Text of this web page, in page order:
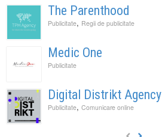
The Parenthood
Publicitate, Regii de publicitate
Medic One
Publicitate
Digital Distrikt Agency
Publicitate, Comunicare online